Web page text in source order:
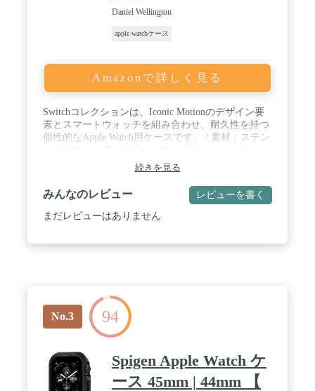
っていますので、アップルウォッチ本体の液晶画面
への傷や衝撃を緩和し、大切なApple Watchをしっか
までも綺麗に保ちます。 / 薄型・高透明 ▏重さを感
じにくい、薄くて軽いデザインの保護ケースですの
で、Apple Watch本体にフィットし、カバーをつけて
いる感覚が少なくApple Watch本来の快適なつけ心地
を再現。また、非常に透明度が高い保護ケースなの
でApple Watch本来の美しさを損ないません。Apple
Watch本体の側面をぐるっと囲むシンプルでスリム
抜群なコンパチブルケースです。 / 機能性 ▏アップ
の操作感に近く、快適に操作できます。バンド部分
に。また、アップルウォッチ裏のセンサー部分にカ
能です。ガラス面には、グレア現象（密着痕）を防
ス同様に何度でも着脱可能。カラーはブラック、ホ
ワイトの2色。BARI GUARD3 for Apple Watchの使用
過程に何かございましたら、お気軽にご連絡くださ
い。※強化ガラスを使用しておりますが、一点に負
時、ガラス面を押さえないようご注意ください。ガ
ラス内側はドット加工が施されている為、摩耗によ
り傷がつく場合があります。香水、溶剤、洗剤、酸
Daniel Wellington
apple watchケース
Amazonで詳しく見る
Switchコレクションは、Iconic Motionのデザイン要
素とスマートウォッチを組み合わせ、耐久性を持つ
個性的なApple Watch用ケースです。 / 素材：ステン
ズ：40mm / Apple Watch用ケースは、Apple Watch
Series 6、5、4およびApple Watch SEにお使いいただ
けます。 / 新しいスタイルで、Apple Watchの機能性
を存分にお楽しみください。 / 組立時にネジ・ネジ
穴周りに傷が付いた場合や、着用痕がある場合、返
続きを見る
みんなのレビュー レビューを書く
まだレビューはありません
No.3 94
Spigen Apple Watch ケ
ース 45mm | 44mm 【